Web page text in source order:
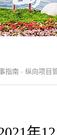
指南 - 纵向项目